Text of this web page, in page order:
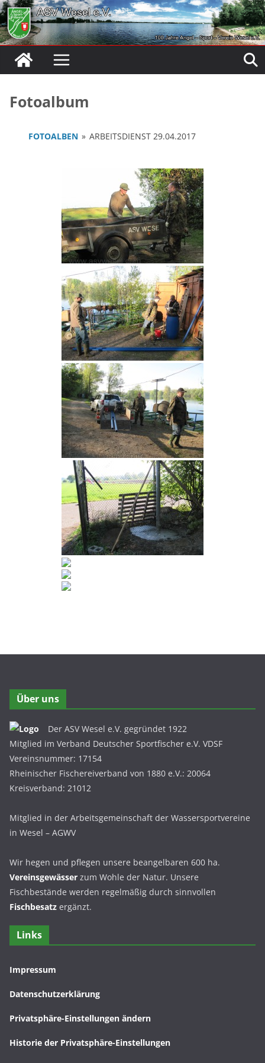
Zum
Inhalt
springen
Fotoalbum
FOTOALBEN » ARBEITSDIENST 29.04.2017
Über uns
Der ASV Wesel e.V. gegründet 1922
Mitglied im Verband Deutscher Sportfischer e.V. VDSF
Vereinsnummer: 17154
Rheinischer Fischereiverband von 1880 e.V.: 20064
Kreisverband: 21012
Mitglied in der Arbeitsgemeinschaft der Wassersportvereine
in Wesel – AGWV
Wir hegen und pflegen unsere beangelbaren 600 ha.
Vereinsgewässer zum Wohle der Natur. Unsere
Fischbestände werden regelmäßig durch sinnvollen
Fischbesatz ergänzt.
Links
Impressum
Datenschutzerklärung
Privatsphäre-Einstellungen ändern
Historie der Privatsphäre-Einstellungen